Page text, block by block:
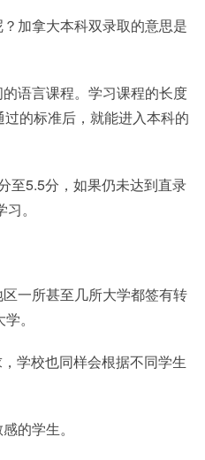
加拿大本科双录取的意思是
语言课程。学习课程的长度
的标准后，就能进入本科的
至5.5分，如果仍未达到直录
。
一所甚至几所大学都签有转
。
学校也同样会根据不同学生
的学生。